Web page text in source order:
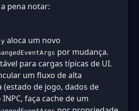
pena notar:
aloca um novo
por mudança.
para cargas típicas de UI.
um fluxo de alta
(estado de jogo, dados de
faça cache de um